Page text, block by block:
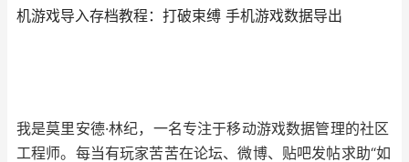
机游戏导入存档教程：打破束缚 手机游戏数据导出
我是莫里安德·林纪，一名专注于移动游戏数据管理的社区
工程师。每当有玩家苦苦在论坛、微博、贴吧发帖求助“如